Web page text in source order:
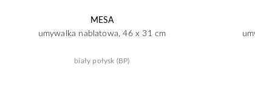
MESA
umywalka nablatowa, 46 x 31 cm
biały połysk (BP)